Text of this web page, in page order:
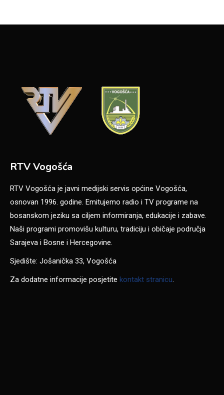
RTV Vogošća
RTV Vogošća je javni medijski servis općine Vogošća,
osnovan 1996. godine. Emitujemo radio i TV programe na
bosanskom jeziku sa ciljem informiranja, edukacije i zabave.
Naši programi promovišu kulturu, tradiciju i običaje područja
Sarajeva i Bosne i Hercegovine.
Sjedište: Jošanička 33, Vogošća
Za dodatne informacije posjetite kontakt stranicu